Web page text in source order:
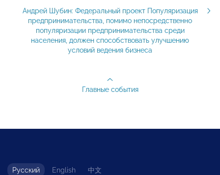
Андрей Шубин: Федеральный проект Популяризация
предпринимательства, помимо непосредственно
популяризации предпринимательства среди
населения, должен способствовать улучшению
условий ведения бизнеса
Главные события
Русский English 中文